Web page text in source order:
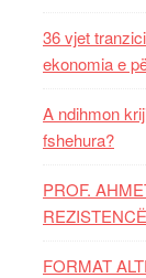
36 vjet
ekonomia e
A ndihmon
fshehura?
PROF.
FORMAT